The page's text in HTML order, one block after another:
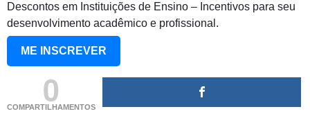
Descontos em Instituições de Ensino – Incentivos para seu
desenvolvimento acadêmico e profissional.
ME INSCREVER
0
COMPARTILHAMENTOS